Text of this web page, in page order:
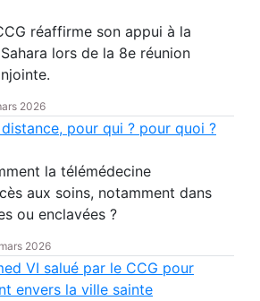
réaffirme son appui à la
lors de la 8e réunion
2026
pour qui ? pour quoi ?
la télémédecine
aux soins, notamment dans
ou enclavées ?
2026
VI salué par le CCG pour
envers la ville sainte